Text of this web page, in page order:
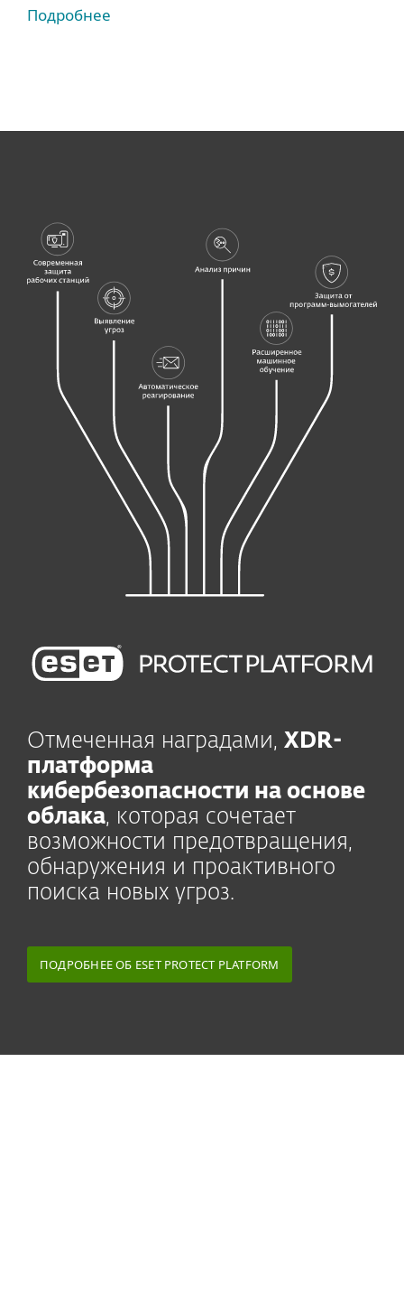
Подробнее
Отмеченная наградами, XDR-
платформа
кибербезопасности на основе
облака, которая сочетает
возможности предотвращения,
обнаружения и проактивного
поиска новых угроз.
ПОДРОБНЕЕ ОБ ESET PROTECT PLATFORM